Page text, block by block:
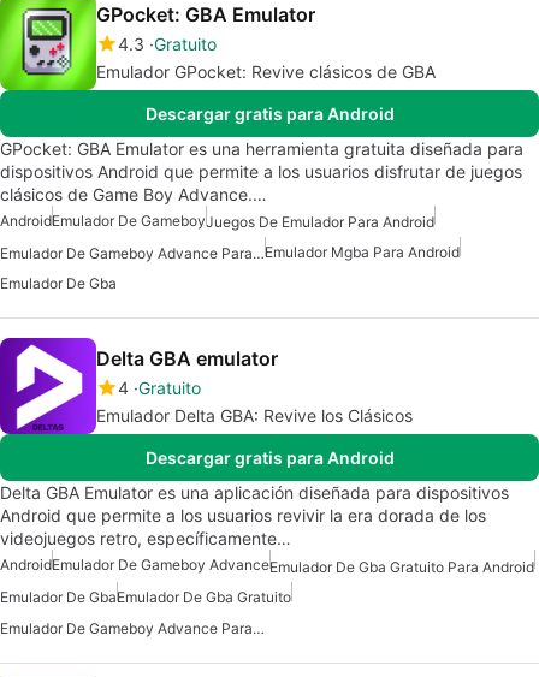
GPocket: GBA Emulator
4.3 Gratuito
Emulador GPocket: Revive clásicos de GBA
Descargar gratis para Android
GPocket: GBA Emulator es una herramienta gratuita diseñada para
dispositivos Android que permite a los usuarios disfrutar de juegos
clásicos de Game Boy Advance.…
AndroidEmulador De GameboyJuegos De Emulador Para Android
Emulador De Gameboy Advance Para AndroidEmulador Mgba Para Android
Emulador De Gba
Delta GBA emulator
4 Gratuito
Emulador Delta GBA: Revive los Clásicos
Descargar gratis para Android
Delta GBA Emulator es una aplicación diseñada para dispositivos
Android que permite a los usuarios revivir la era dorada de los
videojuegos retro, específicamente…
AndroidEmulador De Gameboy AdvanceEmulador De Gba Gratuito Para Android
Emulador De GbaEmulador De Gba Gratuito
Emulador De Gameboy Advance Para Android